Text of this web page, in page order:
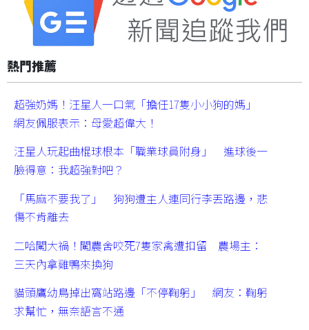
熱門推薦
超強奶媽！汪星人一口氣「擔任17隻小小狗的媽」
網友佩服表示：母愛超偉大！
汪星人玩起曲棍球根本「職業球員附身」 進球後一
臉得意：我超強對吧？
「馬麻不要我了」 狗狗遭主人連同行李丟路邊，悲
傷不肯離去
二哈闖大禍！闖農舍咬死7隻家禽遭扣留 農場主：
三天內拿雞鴨來換狗
貓頭鷹幼鳥掉出窩站路邊「不停鞠躬」 網友：鞠躬
求幫忙，無奈語言不通